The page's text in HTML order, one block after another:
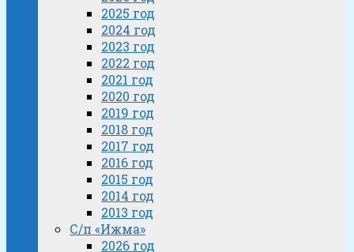
2025 год
2024 год
2023 год
2022 год
2021 год
2020 год
2019 год
2018 год
2017 год
2016 год
2015 год
2014 год
2013 год
С/п «Ижма»
2026 год